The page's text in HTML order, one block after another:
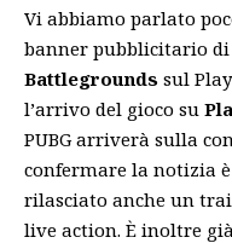
Vi abbiamo parlato
banner pubblicitario di
Battlegrounds sul
l’arrivo del gioco su
PUBG arriverà sulla
confermare la notizia
rilasciato anche un
live action. È inoltre